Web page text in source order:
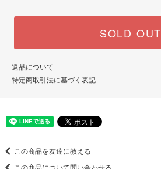
SOLD OUT
返品について
特定商取引法に基づく表記
この商品を友達に教える